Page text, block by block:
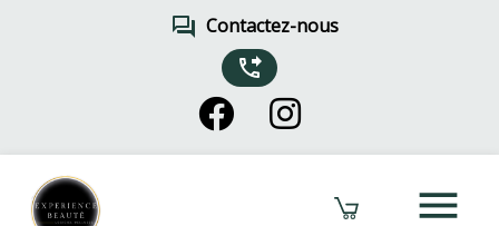
forum Contactez-nous
phone_forwarded
menu